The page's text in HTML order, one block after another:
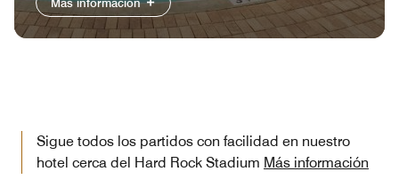
Más información
Sigue todos los partidos con facilidad en nuestro
hotel cerca del Hard Rock Stadium Más información